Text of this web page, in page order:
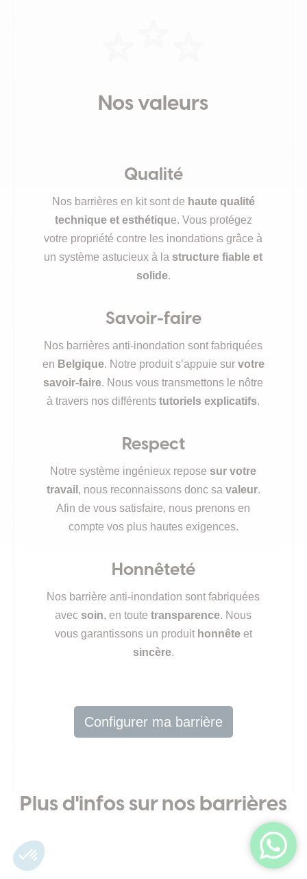
Nos valeurs
Qualité
Nos barrières en kit sont de haute qualité
technique et esthétique. Vous protégez
votre propriété contre les inondations grâce à
un système astucieux à la structure fiable et
solide.
Savoir-faire
Nos barrières anti-inondation sont fabriquées
en Belgique. Notre produit s’appuie sur votre
savoir-faire. Nous vous transmettons le nôtre
à travers nos différentstutoriels explicatifs.
Respect
Notre système ingénieux repose sur votre
travail , nous reconnaissons donc sa valeur.
Afin de vous satisfaire, nous prenons en
compte vos plus hautes exigences.
Honnêteté
Nos barrière anti-inondation sont fabriquées
avec soin, en toutetransparence. Nous
vous garantissons un produit honnêteet
sincère.
Configurer ma barrière
Plus d'infos sur nos barrières